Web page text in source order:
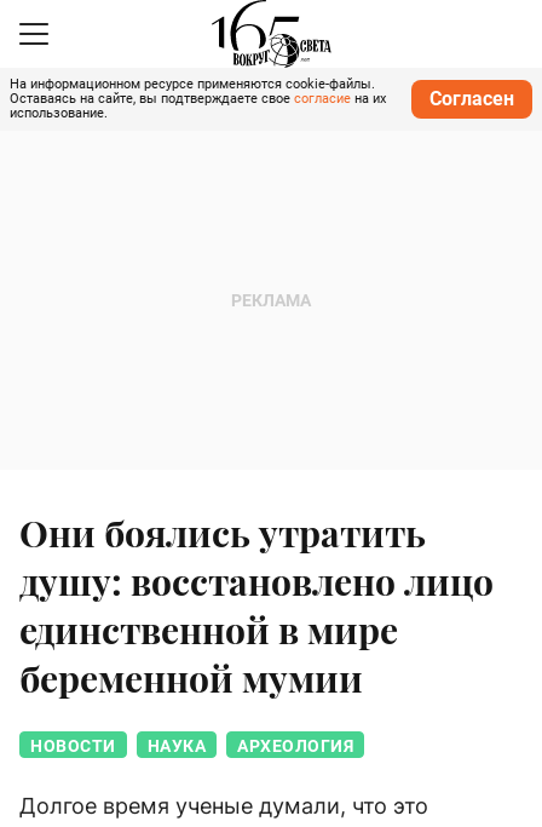
На информационном ресурсе применяются cookie-файлы.
Оставаясь на сайте, вы подтверждаете свое согласие на их
использование.
Согласен
Они боялись утратить
душу: восстановлено лицо
единственной в мире
беременной мумии
НОВОСТИ НАУКА АРХЕОЛОГИЯ
Долгое время ученые думали, что это